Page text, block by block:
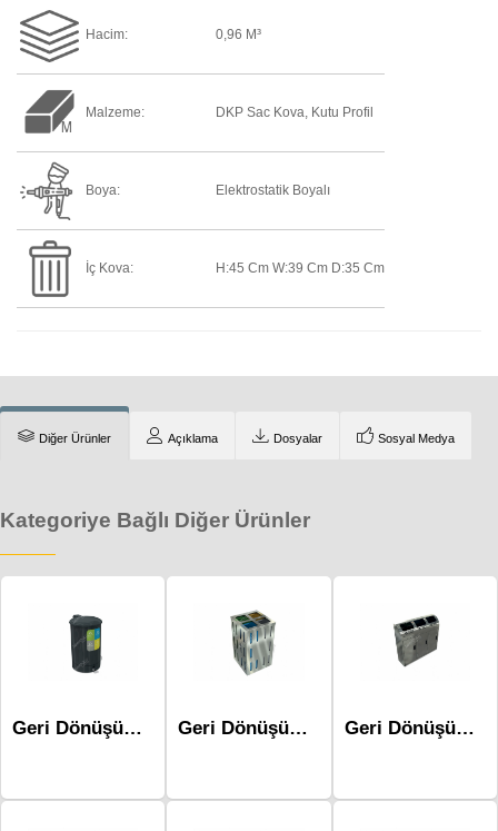
Hacim: 0,96 M³
Malzeme: DKP Sac Kova, Kutu Profil
Boya: Elektrostatik Boyalı
İç Kova: H:45 Cm W:39 Cm D:35 Cm
Diğer Ürünler Açıklama Dosyalar Sosyal Medya
Kategoriye Bağlı Diğer Ürünler
Geri Dönüşüm Atık Üniteleri Mak-687b Geri Dönüşüm Atık Üniteleri - Mak-618a Geri Dönüşüm Atık Üniteleri Mak-679a-Üçlü